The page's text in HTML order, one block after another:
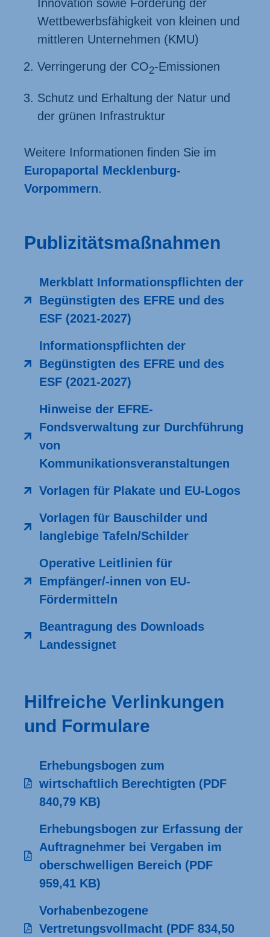
Innovation sowie Förderung der
Wettbewerbs­fähigkeit von kleinen und
mittleren Unternehmen (KMU)
Verringerung der CO2-Emissionen
Schutz und Erhaltung der Natur und
der grünen Infra­struktur
Weitere Informationen finden Sie im
Europaportal Mecklenburg-
Vorpommern.
Publizitätsmaßnahmen
Merkblatt Informationspflichten der
Begünstigten des EFRE und des
ESF (2021-2027)
Informationspflichten der
Begünstigten des EFRE und des
ESF (2021-2027)
Hinweise der EFRE-
Fondsverwaltung zur Durchführung
von
Kommunikationsveranstaltungen
Vorlagen für Plakate und EU-Logos
Vorlagen für Bauschilder und
langlebige Tafeln/Schilder
Operative Leitlinien für
Empfänger/-innen von EU-
Fördermitteln
Beantragung des Downloads
Landessignet
Hilfreiche Verlinkungen
und Formulare
Erhebungsbogen zum
wirtschaftlich Berechtigten (PDF
840,79 KB)
Erhebungsbogen zur Erfassung der
Auftragnehmer bei Vergaben im
oberschwelligen Bereich (PDF
959,41 KB)
Vorhabenbezogene
Vertretungsvollmacht (PDF 834,50